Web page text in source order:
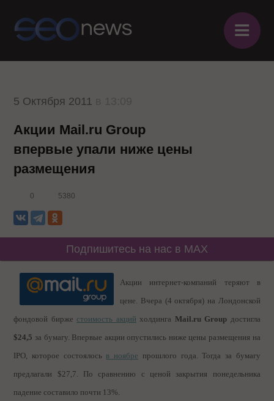
≡
5 Октября 2011
Акции Mail.ru Group
впервые упали ниже цены
размещения
0 5380
Подпишитесь на нас в MAX
Акции интернет-компаний теряют в
цене. Вчера (4 октября) на Лондонской
фондовой бирже стоимость акций холдинга Mail.ru Group достигла
$24,5 за бумагу. Впервые акции опустились ниже цены размещения на
IPO, которое состоялось в ноябре прошлого года. Тогда за бумагу
предлагали $27,7. По сравнению с ценой закрытия понедельника
падение составило почти 13%.